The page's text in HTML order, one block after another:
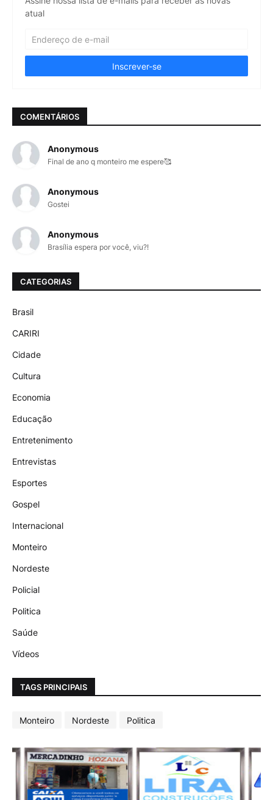
atual
COMENTÁRIOS
Anonymous
Final de ano q monteiro me espere🥰
Anonymous
Gostei
Anonymous
Brasília espera por você, viu?!
CATEGORIAS
Brasil
CARIRI
Cidade
Cultura
Economia
Educação
Entretenimento
Entrevistas
Esportes
Gospel
Internacional
Monteiro
Nordeste
Policial
Politica
Saúde
Vídeos
TAGS PRINCIPAIS
Monteiro Nordeste Politica